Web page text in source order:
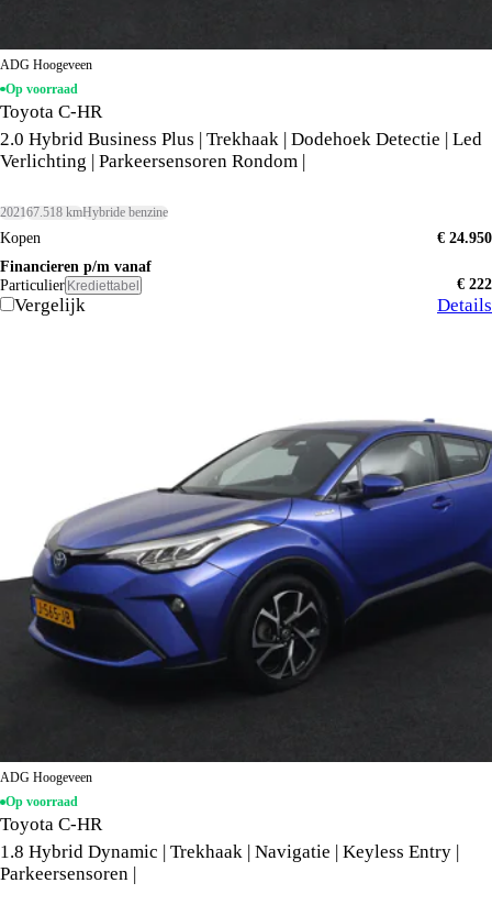
ADG Hoogeveen
Op voorraad
Toyota C-HR
2.0 Hybrid Business Plus | Trekhaak | Dodehoek Detectie | Led
Verlichting | Parkeersensoren Rondom |
202167.518 kmHybride benzine
Kopen
€ 24.950
Financieren p/m vanaf
Particulier Krediettabel € 222
Vergelijk Details
ADG Hoogeveen
Op voorraad
Toyota C-HR
1.8 Hybrid Dynamic | Trekhaak | Navigatie | Keyless Entry |
Parkeersensoren |